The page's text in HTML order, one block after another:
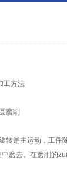
方法
磨削
是主运动，工件除
磨去。在磨削的